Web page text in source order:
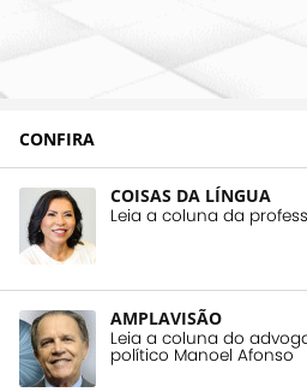
CONFIRA
COISAS DA LÍNGUA
Leia a coluna da
AMPLAVISÃO
Leia a coluna do
político Manoel Afonso